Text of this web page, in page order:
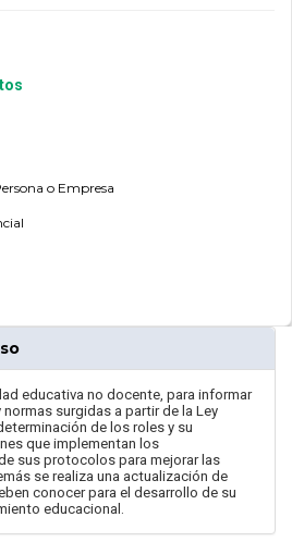
o Empresa
educativa no docente, para informar
surgidas a partir de la Ley
de los roles y su
que implementan los
sus protocolos para mejorar las
se realiza una actualización de
conocer para el desarrollo de su
educacional.